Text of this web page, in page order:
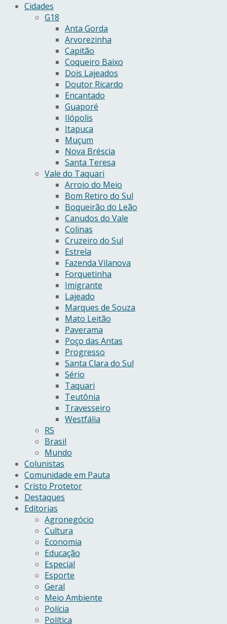
Cidades
G18
Anta Gorda
Arvorezinha
Capitão
Coqueiro Baixo
Dois Lajeados
Doutor Ricardo
Encantado
Guaporé
Ilópolis
Itapuca
Muçum
Nova Bréscia
Santa Teresa
Vale do Taquari
Arroio do Meio
Bom Retiro do Sul
Boqueirão do Leão
Canudos do Vale
Colinas
Cruzeiro do Sul
Estrela
Fazenda Vilanova
Forquetinha
Imigrante
Lajeado
Marques de Souza
Mato Leitão
Paverama
Poço das Antas
Progresso
Santa Clara do Sul
Sério
Taquari
Teutônia
Travesseiro
Westfália
RS
Brasil
Mundo
Colunistas
Comunidade em Pauta
Cristo Protetor
Destaques
Editorias
Agronegócio
Cultura
Economia
Educação
Especial
Esporte
Geral
Meio Ambiente
Polícia
Política